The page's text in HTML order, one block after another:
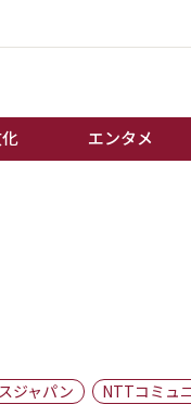
エンタメ
ジャパン
NTTコミュ